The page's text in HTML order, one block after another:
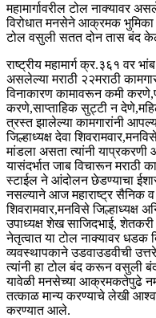
महामार्गावरील टोल नाक्यावर
विरोधात मनसेने आक्रमक भुमिका
टोल वसुली सतत दोन तास बंद
राष्ट्रीय महामार्ग क्र.३६१ वर
असलेल्या मराठी २२मराठी
विनाकारण कामावरून कमी
करणे,साप्ताहिक सुट्टी न
त्रस्त झालेल्या कामगारांनी
जिल्हाध्यक्ष देवा
मांडला असता त्यांनी
यासंदर्भात जाब विचारून मराठी
स्टाईल ने आंदोलन छेडण्याचा
नसल्याने आज महाराष्ट्र सैनिक व
शिवरामवार,मनविसे
उपाध्यक्ष शेख साजिदभाई, शेतकरी
नेतृत्वात या टोल नाक्यावर धडक
व्यवस्थापकाने उडवाउडवीची
त्यांनी हा टोल बंद करून वसुली
यावेळी मनसेच्या आक्रमकतेपुढे
तत्काळ मान्य करण्याचे लेखी
करण्यात आले.